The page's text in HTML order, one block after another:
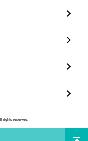
rights reserved.